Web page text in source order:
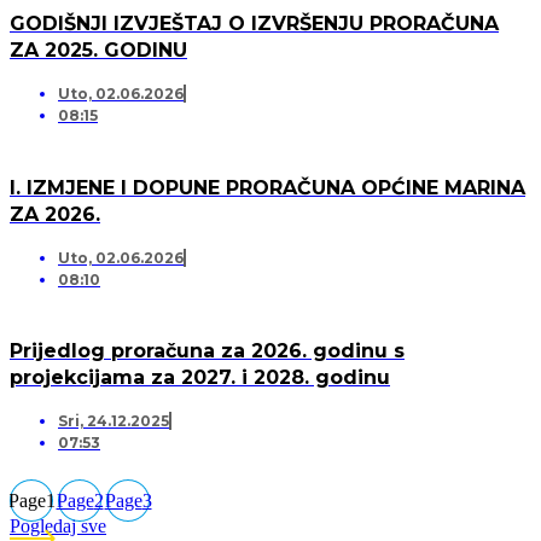
GODIŠNJI IZVJEŠTAJ O IZVRŠENJU PRORAČUNA
ZA 2025. GODINU
Uto, 02.06.2026
08:15
I. IZMJENE I DOPUNE PRORAČUNA OPĆINE MARINA
ZA 2026.
Uto, 02.06.2026
08:10
Prijedlog proračuna za 2026. godinu s
projekcijama za 2027. i 2028. godinu
Sri, 24.12.2025
07:53
Page1Page2Page3
Pogledaj sve